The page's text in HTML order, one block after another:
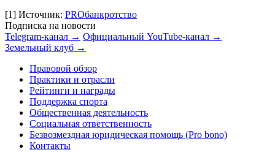
[1] Источник: PROбанкротство
Подписка на новости
Telegram-канал → Официальный YouTube-канал →
Земельный клуб →
Правовой обзор
Практики и отрасли
Рейтинги и награды
Поддержка спорта
Общественная деятельность
Социальная ответственность
Безвозмездная юридическая помощь (Pro bono)
Контакты